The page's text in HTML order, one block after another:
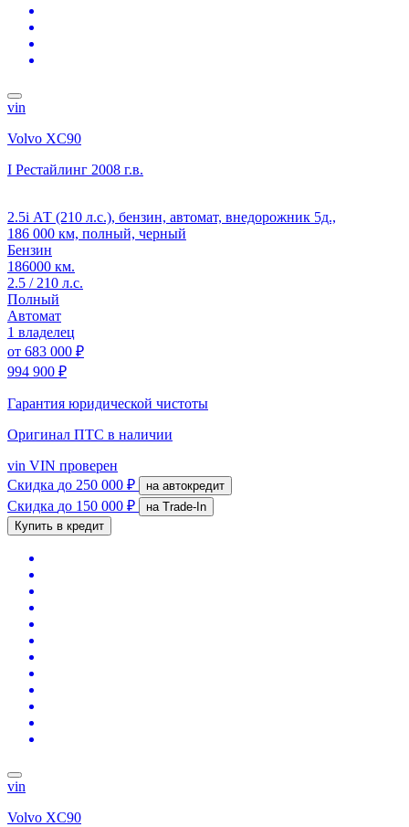
vin
Volvo XC90
I Рестайлинг 2008 г.в.
2.5i АТ (210 л.с.), бензин, автомат, внедорожник 5д.,
186 000 км, полный, черный
Бензин
186000 км.
2.5 / 210 л.с.
Полный
Автомат
1 владелец
от 683 000 ₽
994 900 ₽
Гарантия юридической чистоты
Оригинал ПТС в наличии
vin VIN проверен
Скидка до 250 000 ₽ на автокредит
Скидка до 150 000 ₽
на Trade-In
Купить в кредит
vin
Volvo XC90